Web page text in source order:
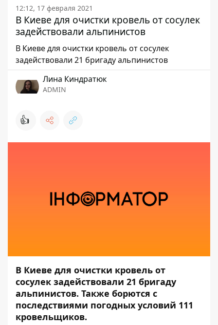
12:12, 17 февраля 2021
В Киеве для очистки кровель от сосулек
задействовали альпинистов
В Киеве для очистки кровель от сосулек
задействовали 21 бригаду альпинистов
Лина Киндратюк
ADMIN
👍
В Киеве для очистки кровель от
сосулек задействовали 21 бригаду
альпинистов. Также борются с
последствиями погодных условий 111
кровельщиков.